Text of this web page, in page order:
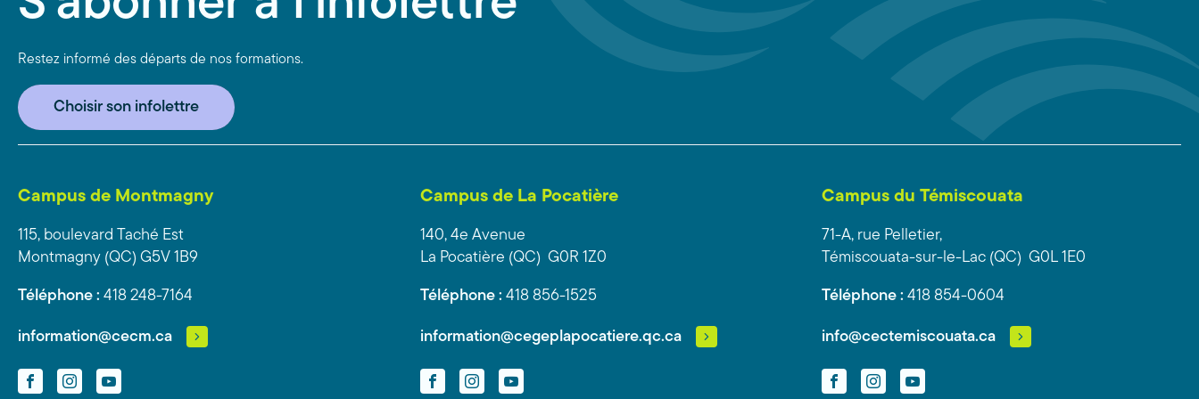
Restez informé des départs de nos formations.
Choisir son infolettre
Campus de Montmagny
115, boulevard Taché Est
Montmagny (QC) G5V 1B9
Téléphone : 418 248-7164
information@cecm.ca
FacebookInstagramYouTube
Campus de La Pocatière
140, 4e Avenue
La Pocatière (QC) G0R 1Z0
Téléphone : 418 856-1525
information@cegeplapocatiere.qc.ca
FacebookInstagramYouTube
Campus du Témiscouata
71-A, rue Pelletier,
Témiscouata-sur-le-Lac (QC) G0L 1E0
Téléphone : 418 854-0604
info@cectemiscouata.ca
FacebookInstagramYouTube